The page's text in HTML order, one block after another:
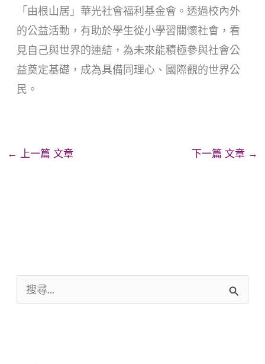
「由根山居」華光社會福利基金會。透過校內外
的公益活動，有助於學生從小學習關懷社會，看
見自己與世界的連結，為未來能積極參與社會公
益奠定基礎，成為具備同理心、國際觀的世界公
民。
← 上一篇 文章 下一篇 文章 →